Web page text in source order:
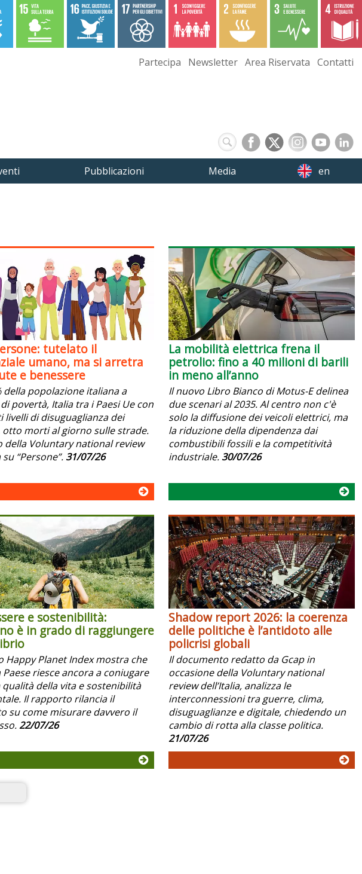
Partecipa Newsletter Area Riservata Contatti
Pubblicazioni Media en
tutelato il
umano, ma si arretra
e benessere
della popolazione italiana a
povertà, Italia tra i Paesi Ue con
livelli di disuguaglianza dei
morti al giorno sulle strade.
della Voluntary national review
“Persone”. 31/07/26
La mobilità elettrica frena il
petrolio: fino a 40 milioni di barili
in meno all’anno
Il nuovo Libro Bianco di Motus-E delinea
due scenari al 2035. Al centro non c'è
solo la diffusione dei veicoli elettrici, ma
la riduzione della dipendenza dai
combustibili fossili e la competitività
industriale. 30/07/26
e sostenibilità:
è in grado di raggiungere
Happy Planet Index mostra che
Paese riesce ancora a coniugare
qualità della vita e sostenibilità
Il rapporto rilancia il
su come misurare davvero il
22/07/26
Shadow report 2026: la coerenza
delle politiche è l’antidoto alle
policrisi globali
Il documento redatto da Gcap in
occasione della Voluntary national
review dell’Italia, analizza le
interconnessioni tra guerre, clima,
disuguaglianze e digitale, chiedendo un
cambio di rotta alla classe politica.
21/07/26